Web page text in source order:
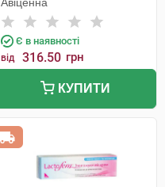
Є в наявності
від 316.50 грн
КУПИТИ